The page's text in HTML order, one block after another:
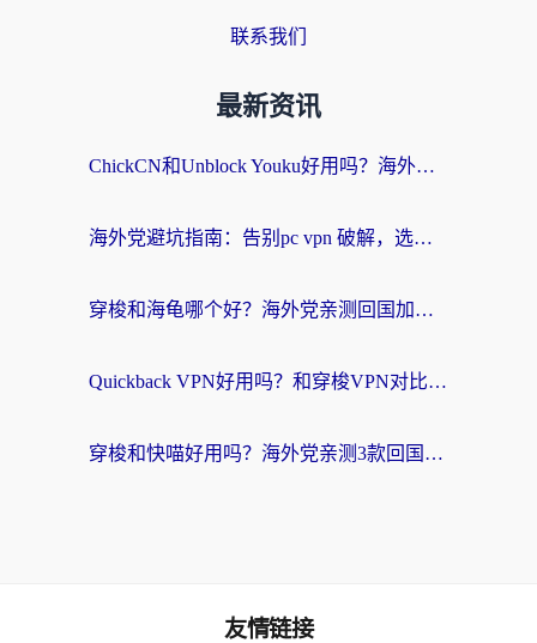
联系我们
最新资讯
ChickCN和Unblock Youku好用吗？海外党亲测3款回国加速器，附iOS免费选择指南
海外党避坑指南：告别pc vpn 破解，选对回国加速器轻松访问国内资源
穿梭和海龟哪个好？海外党亲测回国加速器，附电脑免费VPN推荐
Quickback VPN好用吗？和穿梭VPN对比哪个回国效果更好？海外党必看的真实测评与选择指南
穿梭和快喵好用吗？海外党亲测3款回国加速器，附日本回国VPN避坑指南
友情链接